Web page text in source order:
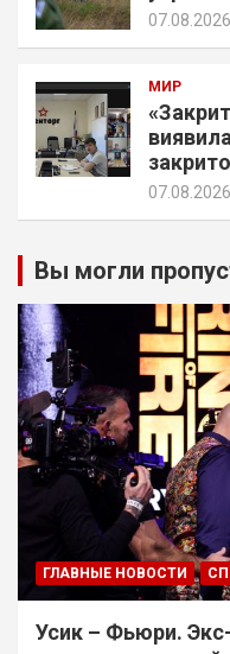
07.08.2026
МИР
07.08.2026
Вы могли
ГЛАВНЫЕ НОВОСТИ
Усик – Фьюри.